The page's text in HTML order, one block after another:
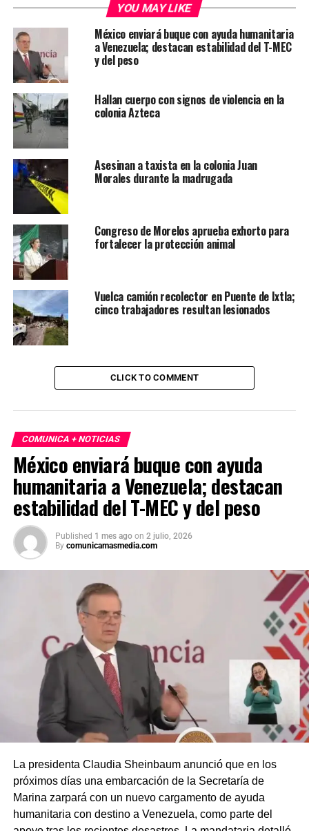
YOU MAY LIKE
México enviará buque con ayuda humanitaria
a Venezuela; destacan estabilidad del T-MEC
y del peso
Hallan cuerpo con signos de violencia en la
colonia Azteca
Asesinan a taxista en la colonia Juan
Morales durante la madrugada
Congreso de Morelos aprueba exhorto para
fortalecer la protección animal
Vuelca camión recolector en Puente de Ixtla;
cinco trabajadores resultan lesionados
CLICK TO COMMENT
COMUNICA + NOTICIAS
México enviará buque con ayuda
humanitaria a Venezuela; destacan
estabilidad del T-MEC y del peso
Published 1 mes ago on 2 julio, 2026
By comunicamasmedia.com
La presidenta Claudia Sheinbaum anunció que en los
próximos días una embarcación de la Secretaría de
Marina zarpará con un nuevo cargamento de ayuda
humanitaria con destino a Venezuela, como parte del